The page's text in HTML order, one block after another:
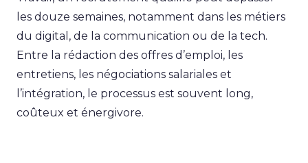
les douze semaines, notamment dans les métiers
du digital, de la communication ou de la tech.
Entre la rédaction des offres d’emploi, les
entretiens, les négociations salariales et
l’intégration, le processus est souvent long,
coûteux et énergivore.